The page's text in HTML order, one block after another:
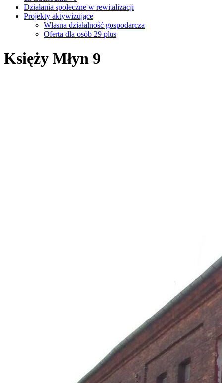
Działania społeczne w rewitalizacji
Projekty aktywizujące
Własna działalność gospodarcza
Oferta dla osób 29 plus
Księży Młyn 9